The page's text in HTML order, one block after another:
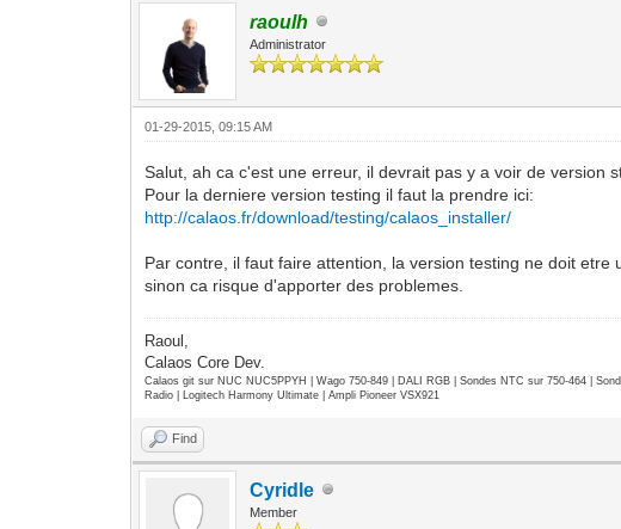
raoulh
Administrator
01-29-2015, 09:15 AM
Salut, ah ca c'est une erreur, il devrait pas y a voir de version
Pour la derniere version testing il faut la prendre ici:
http://calaos.fr/download/testing/calaos_installer/
Par contre, il faut faire attention, la version testing ne doit
sinon ca risque d'apporter des problemes.
Raoul,
Calaos Core Dev.
Calaos git sur NUC NUC5PPYH | Wago 750-849 | DALI RGB | Sondes NTC sur 750-464 |
Radio | Logitech Harmony Ultimate | Ampli Pioneer VSX921
Find
Cyridle
Member